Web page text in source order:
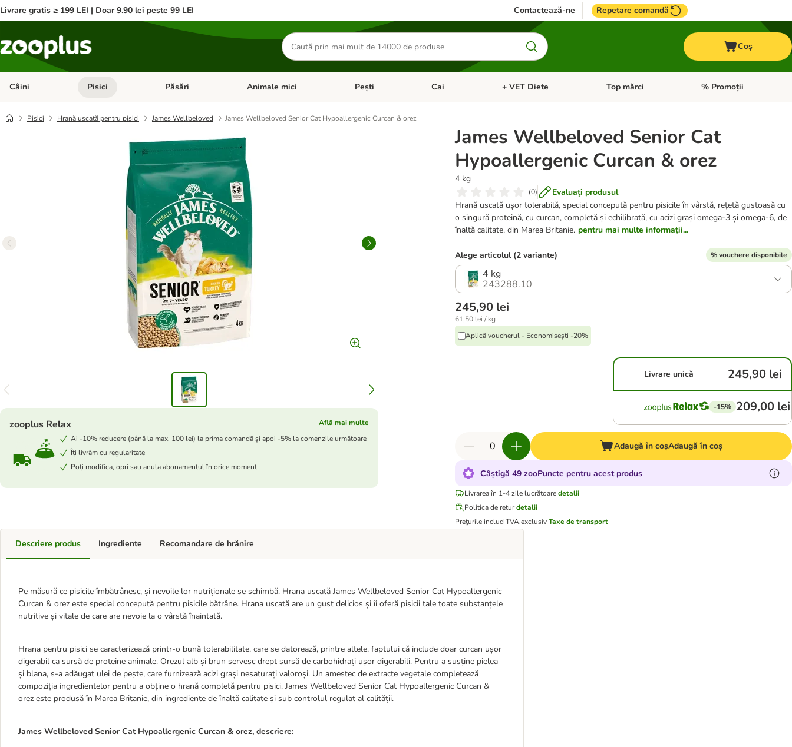
Livrare gratis ≥ 199 LEI | Doar 9.90 lei peste 99 LEI Contactează-ne Repetare comandă
Căutare
produse
Coș
Câini Deschideți meniul cu categorii: Câini
Pisici Deschideți meniul cu categorii: Pisici
Păsări Deschideți meniul cu categorii: Păsări
Animale mici Deschideți meniul cu categorii: Animale mici
Pești Deschideți meniul cu categorii: Pești
Cai Deschideți meniul cu categorii: Cai
+ VET Diete Deschideți meniul cu categorii: + VET Diete
Top mărci Deschideți meniul cu
% Promoții
Pisici Hrană uscată pentru pisici James Wellbeloved James Wellbeloved Senior Cat Hypoallergenic Curcan & orez
James Wellbeloved Senior Cat
Hypoallergenic Curcan & orez
4 kg
(0)
Evaluaţi produsul
Hrană uscată ușor tolerabilă, special concepută pentru pisicile în vârstă, rețetă gustoasă cu
o singură proteină, cu curcan, completă și echilibrată, cu acizi grași omega-3 și omega-6, de
înaltă calitate, din Marea Britanie. pentru mai multe informaţii...
zooplus Relax
Află mai multe
Ai -10% reducere (până la max. 100 lei) la prima comandă și apoi -5% la comenzile următoare
Îți livrăm cu regularitate
Poți modifica, opri sau anula abonamentul în orice moment
Alege articolul (2 variante) % vouchere disponibile
4 kg
243288.10
245,90 lei
61,50 lei / kg
Aplică voucherul - Economisești -20%
Livrare unică 245,90 lei
-15% 209,00 lei
Adaugă în coșAdaugă în coș
Câștigă 49 zooPuncte pentru acest produs
Livrarea în 1-4 zile lucrătoare detalii
Politica de retur detalii
Preţurile includ TVA.exclusivTaxe de transport
Descriere produs
Pe măsură ce pisicile îmbătrânesc, și nevoile lor nutriționale se schimbă. Hrana uscată James Wellbeloved Senior Cat Hypoallergenic
Curcan & orez este special concepută pentru pisicile bătrâne. Hrana uscată are un gust delicios și îi oferă pisicii tale toate substanțele
nutritive și vitale de care are nevoie la o vârstă înaintată.
Hrana pentru pisici se caracterizează printr-o bună tolerabilitate, care se datorează, printre altele, faptului că include doar curcan ușor
digerabil ca sursă de proteine animale. Orezul alb și brun servesc drept sursă de carbohidrați ușor digerabili. Pentru a susține pielea
și blana, s-a adăugat ulei de pește, care furnizează acizi grași nesaturați valoroși. Un amestec de extracte vegetale completează
compoziția ingredientelor pentru a obține o hrană completă pentru pisici. James Wellbeloved Senior Cat Hypoallergenic Curcan &
orez este produsă în Marea Britanie, din ingrediente de înaltă calitate și sub controlul regulat al calității.
James Wellbeloved Senior Cat Hypoallergenic Curcan & orez, descriere:
Ingrediente Recomandare de hrănire